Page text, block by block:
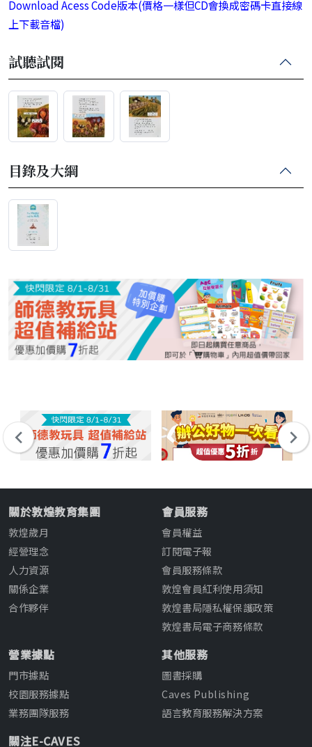
Download Acess Code版本(價格一樣但CD會換成密碼卡直接線
上下載音檔)
試聽試閱
目錄及大綱
關於敦煌教育集團
敦煌歲月
經營理念
人力資源
關係企業
合作夥伴
會員服務
會員權益
訂閱電子報
會員服務條款
敦煌會員紅利使用須知
敦煌書局隱私權保護政策
敦煌書局電子商務條款
營業據點
門市據點
校園服務據點
業務團隊服務
其他服務
圖書採購
Caves Publishing
語言教育服務解決方案
關注E-CAVES